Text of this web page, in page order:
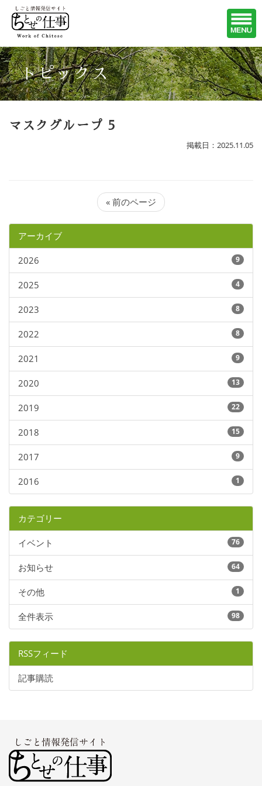
トピックス
マスクグループ 5
掲載日：2025.11.05
« 前のページ
アーカイブ
2026 9
2025 4
2023 8
2022 8
2021 9
2020 13
2019 22
2018 15
2017 9
2016 1
カテゴリー
イベント 76
お知らせ 64
その他 1
全件表示 98
RSSフィード
記事購読